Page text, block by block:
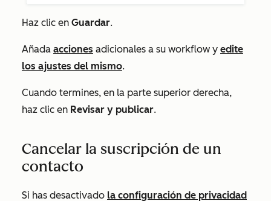
Haz clic en Guardar.
Añada acciones adicionales a su workflow y edite
los ajustes del mismo.
Cuando termines, en la parte superior derecha,
haz clic en Revisar y publicar.
Cancelar la suscripción de un
contacto
Si has desactivado la configuración de privacidad